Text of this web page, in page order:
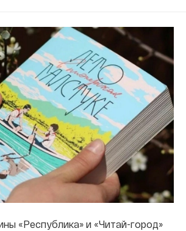
«Республика» и «Читай-город»